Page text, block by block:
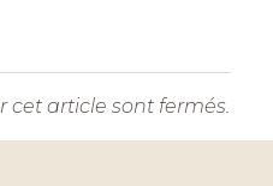
article sont fermés.